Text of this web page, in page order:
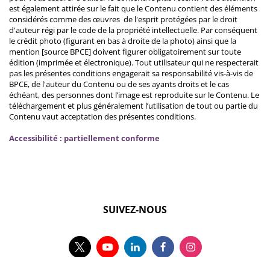
est également attirée sur le fait que le Contenu contient des éléments
considérés comme des œuvres de l'esprit protégées par le droit
d'auteur régi par le code de la propriété intellectuelle. Par conséquent
le crédit photo (figurant en bas à droite de la photo) ainsi que la
mention [source BPCE] doivent figurer obligatoirement sur toute
édition (imprimée et électronique). Tout utilisateur qui ne respecterait
pas les présentes conditions engagerait sa responsabilité vis-à-vis de
BPCE, de l'auteur du Contenu ou de ses ayants droits et le cas
échéant, des personnes dont l’image est reproduite sur le Contenu. Le
téléchargement et plus généralement l’utilisation de tout ou partie du
Contenu vaut acceptation des présentes conditions.
Accessibilité : partiellement conforme
SUIVEZ-NOUS